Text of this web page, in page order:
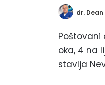
dr.
oka, 4 na
stavlja